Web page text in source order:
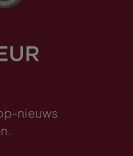
nieuws